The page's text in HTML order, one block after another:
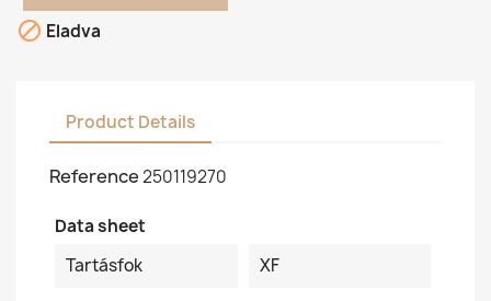
 Eladva
Product Details
Reference250119270
Data sheet
Tartásfok
XF